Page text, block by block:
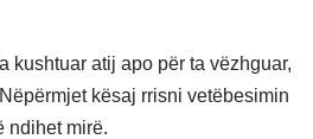
kushtuar atij apo për ta vëzhguar,
kësaj rrisni vetëbesimin
ndihet mirë.